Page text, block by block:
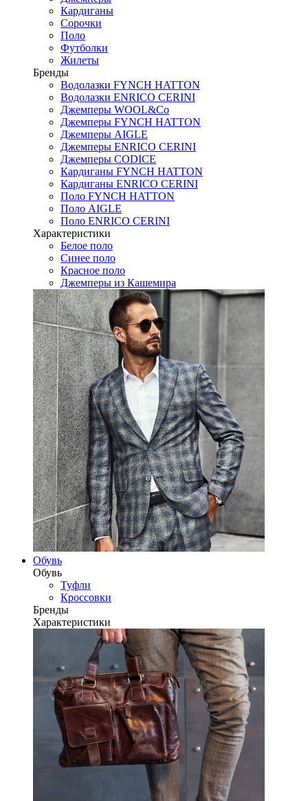
Кардиганы
Сорочки
Поло
Футболки
Жилеты
Бренды
Водолазки FYNCH HATTON
Водолазки ENRICO CERINI
Джемперы WOOL&Co
Джемперы FYNCH HATTON
Джемперы AIGLE
Джемперы ENRICO CERINI
Джемперы CODICE
Кардиганы FYNCH HATTON
Кардиганы ENRICO CERINI
Поло FYNCH HATTON
Поло AIGLE
Поло ENRICO CERINI
Характеристики
Белое поло
Синее поло
Красное поло
Джемперы из Кашемира
Обувь
Обувь
Туфли
Кроссовки
Бренды
Характеристики